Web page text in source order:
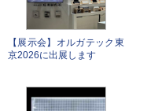
【展示会】オルガテック東
京2026に出展します